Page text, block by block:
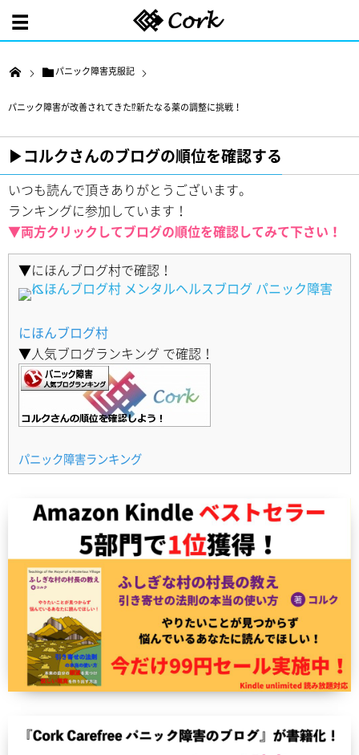
パニック障害克服記
パニック障害が改善されてきた⁉︎新たなる薬の調整に挑戦！
▶︎コルクさんのブログの順位を確認する
いつも読んで頂きありがとうございます。
ランキングに参加しています！
▼両方クリックしてブログの順位を確認してみて下さい！
▼にほんブログ村で確認！
にほんブログ村
▼人気ブログランキング で確認！
パニック障害ランキング